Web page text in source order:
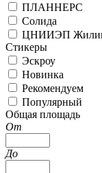
ПЛАННЕРС
Солида
ЦНИИЭП
Стикеры
Эскроу
Новинка
Рекомендуем
Популярный
Общая площадь
От
До